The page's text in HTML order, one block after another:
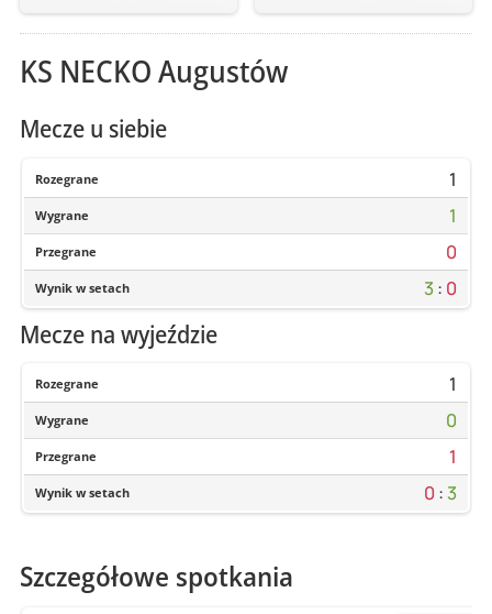
KS NECKO Augustów
Mecze u siebie
Rozegrane 1
Wygrane 1
Przegrane 0
Wynik w setach 3: 0
Mecze na wyjeździe
Rozegrane 1
Wygrane 0
Przegrane 1
Wynik w setach 0 : 3
Szczegółowe spotkania